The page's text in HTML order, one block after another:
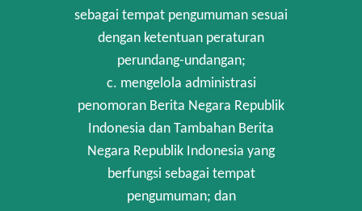
sebagai tempat pengumuman sesuai
dengan ketentuan peraturan
perundang-undangan;
c. mengelola administrasi
penomoran Berita Negara Republik
Indonesia dan Tambahan Berita
Negara Republik Indonesia yang
berfungsi sebagai tempat
pengumuman; dan